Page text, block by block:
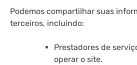
Podemos compartilhar suas
terceiros, incluindo:
Prestadores de
operar o site.